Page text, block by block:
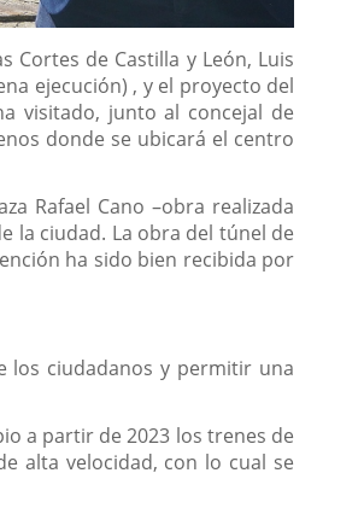
Cortes de Castilla y León, Luis
ejecución) , y el proyecto del
visitado, junto al concejal de
donde se ubicará el centro
Rafael Cano –obra realizada
la ciudad. La obra del túnel de
ha sido bien recibida por
los ciudadanos y permitir una
a partir de 2023 los trenes de
alta velocidad, con lo cual se